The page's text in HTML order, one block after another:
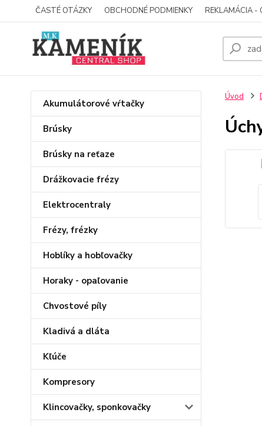
ČASTÉ OTÁZKY OBCHODNÉ PODMIENKY REKLAMÁCIA -
Akumulátorové vŕtačky
Brúsky
Brúsky na reťaze
Drážkovacie frézy
Elektrocentraly
Frézy, frézky
Hoblíky a hobľovačky
Horaky - opaľovanie
Chvostové píly
Kladivá a dláta
Kľúče
Kompresory
Klincovačky, sponkovačky
Úvod